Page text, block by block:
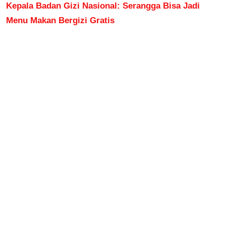
Kepala Badan Gizi Nasional: Serangga Bisa Jadi
Menu Makan Bergizi Gratis